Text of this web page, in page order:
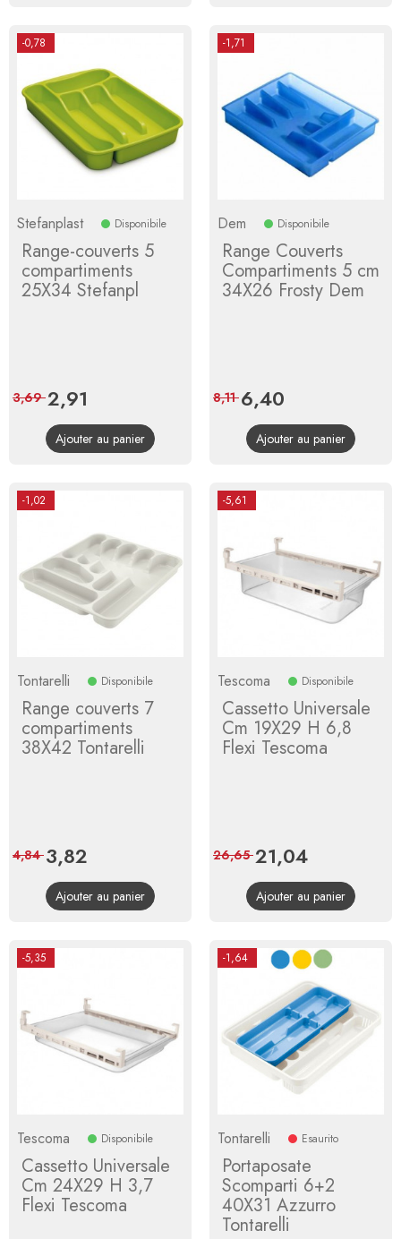
-0,78
Stefanplast Disponibile
Range-couverts 5
compartiments
25X34 Stefanpl
Prix
2,91
de
base
3,69
Ajouter au panier
-1,71
Dem Disponibile
Range Couverts
Compartiments 5 cm
34X26 Frosty Dem
Prix
6,40
de
base
8,11
Ajouter au panier
-1,02
Tontarelli Disponibile
Range couverts 7
compartiments
38X42 Tontarelli
Prix
3,82
de
base
4,84
Ajouter au panier
-5,61
Tescoma Disponibile
Cassetto Universale
Cm 19X29 H 6,8
Flexi Tescoma
Prix
21,04
de
base
26,65
Ajouter au panier
-5,35
Tescoma Disponibile
Cassetto Universale
Cm 24X29 H 3,7
Flexi Tescoma
-1,64
Tontarelli Esaurito
Portaposate
Scomparti 6+2
40X31 Azzurro
Tontarelli